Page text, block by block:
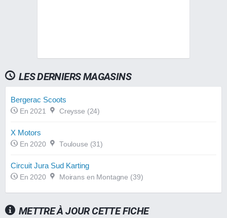
LES DERNIERS MAGASINS
Bergerac Scoots
En 2021 Creysse (24)
X Motors
En 2020 Toulouse (31)
Circuit Jura Sud Karting
En 2020 Moirans en Montagne (39)
METTRE À JOUR CETTE FICHE